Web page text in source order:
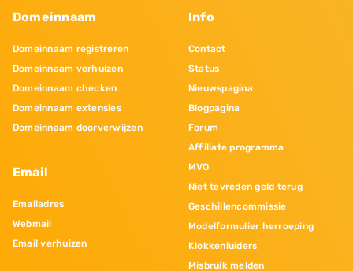
Domeinnaam
Domeinnaam registreren
Domeinnaam verhuizen
Domeinnaam checken
Domeinnaam extensies
Domeinnaam doorverwijzen
Email
Emailadres
Webmail
Email verhuizen
Info
Contact
Status
Nieuwspagina
Blogpagina
Forum
Affiliate programma
MVO
Niet tevreden geld terug
Geschillencommissie
Modelformulier herroeping
Klokkenluiders
Misbruik melden